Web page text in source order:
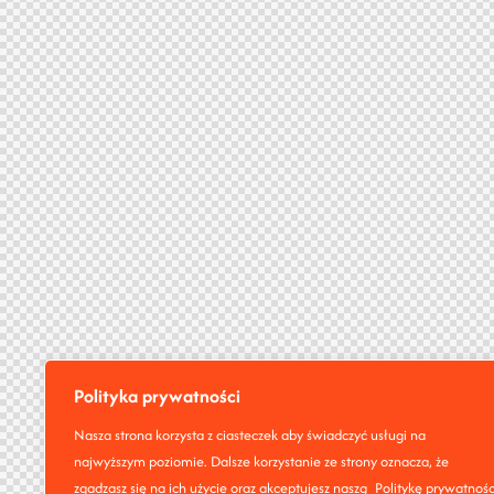
Polityka prywatności
Nasza strona korzysta z ciasteczek aby świadczyć usługi na
najwyższym poziomie. Dalsze korzystanie ze strony oznacza, że
zgadzasz się na ich użycie oraz akceptujesz naszą Politykę